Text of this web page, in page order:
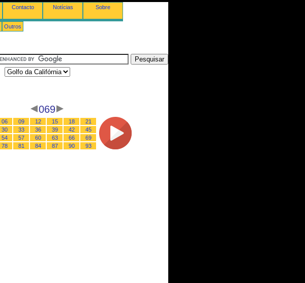
Contacto Notícias Sobre
Outros
069
06 09 12 15 18
21
30 33 36 39 42
45
54 57 60 63 66
69
78 81 84 87 90 93